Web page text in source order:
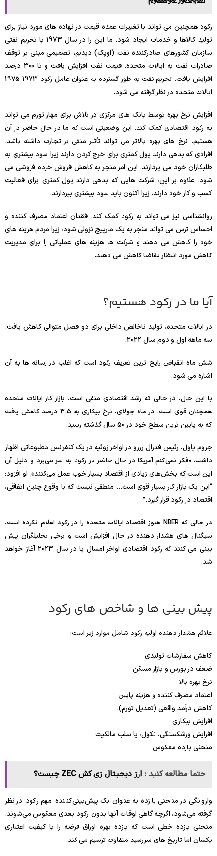
رکود همچنین می تواند با تغییرات عمده قیمت در نهاده های مورد نیاز برای
تولید کالاها و خدمات ایجاد شود. ما این را در سال 1973 با تحریم نفتی
سازمان کشورهای صادرکننده نفت (اوپک) دیدیم، تصمیمی مبنی بر توقف
صادرات نفت به ایالات متحده. قیمت نفت افزایش یافت و تا 300 درصد
افزایش یافت. تحریم نفت به طور گسترده به عنوان عامل رکود 1973-1975
ایالات متحده در نظر گرفته می شود.
افزایش نرخ بهره توسط بانک های مرکزی در تلاش برای مهار تورم می تواند
به رکود اقتصادی کمک کند. این وضعیتی است که ما در حال حاضر در آن
هستیم. نرخ های بهره بالاتر می تواند تأثیر منفی بر تجارت داشته باشد.
افرادی که بدهی دارند پول کمتری برای خرج کردن دارند زیرا سود بیشتری به
طلبکاران خود می پردازند. این امر منجر به کاهش فروش خرده فروشی می
شود. علاوه بر این، شرکت هایی که بدهی دارند پول کمتری برای فعالیت
کسب و کار خود دارند، زیرا اکنون باید سود بیشتری بپردازند.
روانشناسی نیز می تواند به رکود کمک کند. فقدان اعتماد مصرف کننده و
احساس ترس می تواند منجر به یک مارپیچ نزولی شود، زیرا مردم هزینه های
خود را کاهش می دهند و شرکت ها هزینه های عملیاتی را برای مدیریت
کاهش مورد انتظار تقاضا کاهش می دهند.
آیا ما در رکود هستیم؟
در ایالات متحده، تولید ناخالص داخلی برای دو فصل متوالی کاهش یافت.
سه ماهه اول و دوم سال 2022.
شش ماه انقباض رایج ترین تعریف رکود است که اغلب در رسانه ها به آن
اشاره می شود.
با این حال، در حالی که رشد اقتصادی منفی است، بازار کار ایالات متحده
همچنان قوی است. در ماه جولای، نرخ بیکاری به 3.5 درصد کاهش یافت
که به پایین ترین سطح خود در 50 سال گذشته رسید.
جروم پاول، رئیس فدرال رزرو در اواخر ژوئیه در یک کنفرانس مطبوعاتی اظهار
داشت: «فکر نمی‌کنم آمریکا در حال حاضر در رکود به سر می‌برد و دلیل آن
این است که بخش‌های زیادی از اقتصاد بسیار خوب عمل می‌کنند». او افزود:
“این یک بازار کار بسیار قوی است… منطقی نیست که با وقوع چنین اتفاقی،
اقتصاد در رکود قرار گیرد.”
در حالی که NBER هنوز اقتصاد ایالات متحده را در رکود اعلام نکرده است،
سیگنال های هشدار دهنده در حال افزایش است و برخی تحلیلگران پیش
بینی می کنند که رکود اقتصادی اواخر امسال یا در سال 2023 آغاز خواهد
شد.
پیش بینی ها و شاخص های رکود
علائم هشدار دهنده اولیه رکود شامل موارد زیر است:
کاهش سفارشات تولیدی
ضعف در بورس و بازار مسکن
نرخ بهره بالا
اعتماد مصرف کننده و هزینه پایین
کاهش درآمد واقعی (تعدیل تورم).
افزایش بیکاری
افزایش ورشکستگی، نکول، یا سلب مالکیت
منحنی بازده معکوس
حتما مطالعه کنید : ارز دیجیتال زی کش ZEC چیست؟
وارونگی در منحنی بازده به عنوان یک پیش‌بینی‌کننده مهم رکود در نظر
گرفته می‌شود، اگرچه گاهی اوقات آنها بدون رکود بعدی معکوس می‌شوند.
منحنی بازده خطی است که بازده بهره اوراق قرضه را با کیفیت اعتباری
یکسان اما تاریخ های سررسید متفاوت ترسیم می کند.